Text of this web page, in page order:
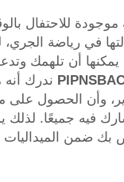
موجودة للاحتفال
في رياضة
أن تلهمك
ندرك
وأن الحصول على
فيه جميعًا. لذلك
بك ضمن الميداليات